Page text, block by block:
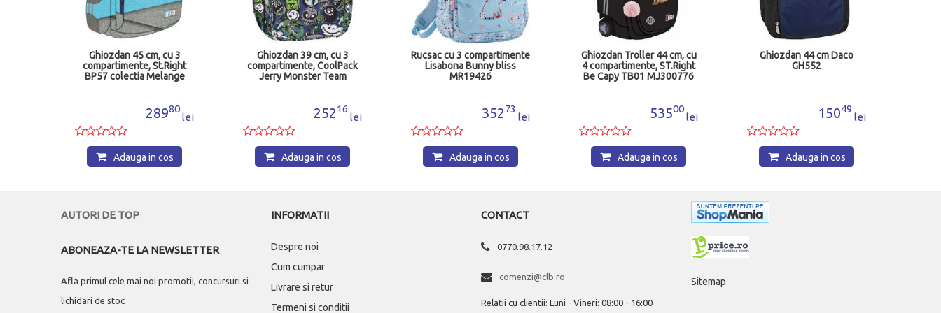
Ghiozdan 39 cm, cu 3
compartimente, CoolPack
Jerry Monster Team
25216
lei
Adauga in cos
Rucsac cu 3 compartimente
Lisabona Bunny bliss
MR19426
35273
lei
Adauga in cos
Ghiozdan Troller 44 cm, cu
4 compartimente, ST.Right
Be Capy TB01 MJ300776
53500
lei
Adauga in cos
Ghiozdan 44 cm Daco
GH552
15049
lei
Adauga in cos
AUTORI DE TOP
ABONEAZA-TE LA NEWSLETTER
Afla primul cele mai noi promotii, concursuri si
lichidari de stoc
INFORMATII
Despre noi
Cum cumpar
Livrare si retur
Termeni si conditii
CONTACT
0770.98.17.12
comenzi@clb.ro
Relatii cu clientii: Luni - Vineri: 08:00 - 16:00
Sitemap